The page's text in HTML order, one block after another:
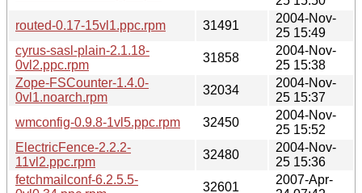
routed-0.17-15vl1.ppc.rpm
31491
2004-Nov-
25 15:49
cyrus-sasl-plain-2.1.18-
0vl2.ppc.rpm
31858
2004-Nov-
25 15:38
Zope-FSCounter-1.4.0-
0vl1.noarch.rpm
32034
2004-Nov-
25 15:37
wmconfig-0.9.8-1vl5.ppc.rpm
32450
2004-Nov-
25 15:52
ElectricFence-2.2.2-
11vl2.ppc.rpm
32480
2004-Nov-
25 15:36
fetchmailconf-6.2.5.5-
32601
2007-Apr-